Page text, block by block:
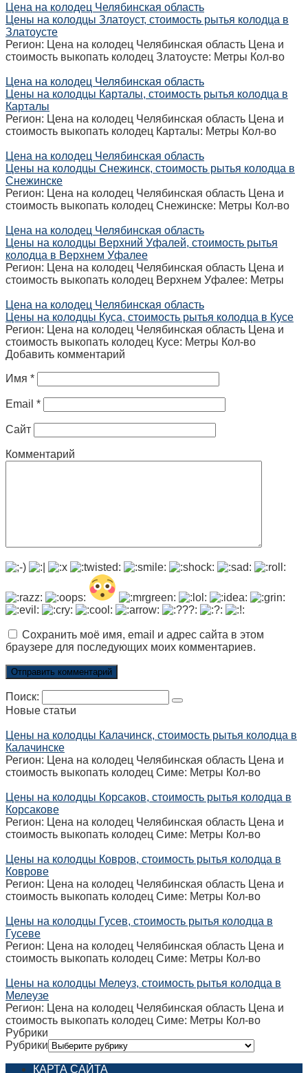
Цена на колодец Челябинская область
Цены на колодцы Златоуст, стоимость рытья колодца в
Златоусте
Регион: Цена на колодец Челябинская область Цена и
стоимость выкопать колодец Златоусте: Метры Кол-во
Цена на колодец Челябинская область
Цены на колодцы Карталы, стоимость рытья колодца в
Карталы
Регион: Цена на колодец Челябинская область Цена и
стоимость выкопать колодец Карталы: Метры Кол-во
Цена на колодец Челябинская область
Цены на колодцы Снежинск, стоимость рытья колодца в
Снежинске
Регион: Цена на колодец Челябинская область Цена и
стоимость выкопать колодец Снежинске: Метры Кол-во
Цена на колодец Челябинская область
Цены на колодцы Верхний Уфалей, стоимость рытья
колодца в Верхнем Уфалее
Регион: Цена на колодец Челябинская область Цена и
стоимость выкопать колодец Верхнем Уфалее: Метры
Цена на колодец Челябинская область
Цены на колодцы Куса, стоимость рытья колодца в Кусе
Регион: Цена на колодец Челябинская область Цена и
стоимость выкопать колодец Кусе: Метры Кол-во
Добавить комментарий
Имя *
Email *
Сайт
Комментарий
Сохранить моё имя, email и адрес сайта в этом
браузере для последующих моих комментариев.
Поиск:
Новые статьи
Цены на колодцы Калачинск, стоимость рытья колодца в
Калачинске
Регион: Цена на колодец Челябинская область Цена и
стоимость выкопать колодец Симе: Метры Кол-во
Цены на колодцы Корсаков, стоимость рытья колодца в
Корсакове
Регион: Цена на колодец Челябинская область Цена и
стоимость выкопать колодец Симе: Метры Кол-во
Цены на колодцы Ковров, стоимость рытья колодца в
Коврове
Регион: Цена на колодец Челябинская область Цена и
стоимость выкопать колодец Симе: Метры Кол-во
Цены на колодцы Гусев, стоимость рытья колодца в
Гусеве
Регион: Цена на колодец Челябинская область Цена и
стоимость выкопать колодец Симе: Метры Кол-во
Цены на колодцы Мелеуз, стоимость рытья колодца в
Мелеузе
Регион: Цена на колодец Челябинская область Цена и
стоимость выкопать колодец Симе: Метры Кол-во
Рубрики
Рубрики
КАРТА САЙТА